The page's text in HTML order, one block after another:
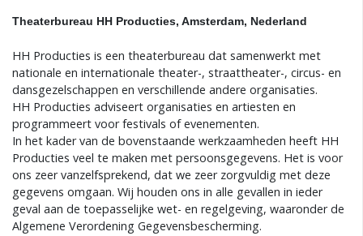
Theaterbureau HH Producties, Amsterdam, Nederland
HH Producties is een theaterbureau dat samenwerkt met
nationale en internationale theater-, straattheater-, circus- en
dansgezelschappen en verschillende andere organisaties.
HH Producties adviseert organisaties en artiesten en
programmeert voor festivals of evenementen.
In het kader van de bovenstaande werkzaamheden heeft HH
Producties veel te maken met persoonsgegevens. Het is voor
ons zeer vanzelfsprekend, dat we zeer zorgvuldig met deze
gegevens omgaan. Wij houden ons in alle gevallen in ieder
geval aan de toepasselijke wet- en regelgeving, waaronder de
Algemene Verordening Gegevensbescherming.